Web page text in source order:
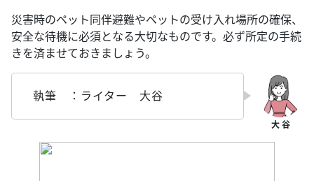
災害時のペット同伴避難やペットの受け入れ場所の確保、
安全な待機に必須となる大切なものです。必ず所定の手続
きを済ませておきましょう。
執筆 ：ライター 大谷